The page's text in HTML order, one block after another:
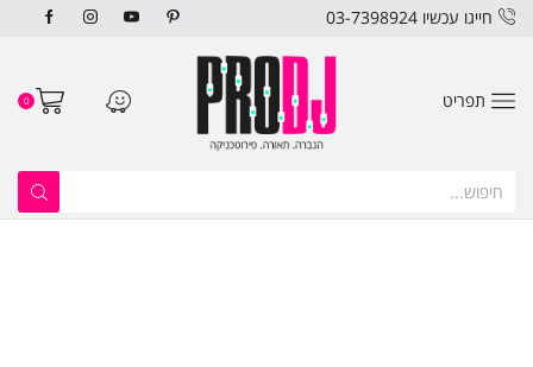
חייגו עכשיו 03-7398924
תפריט 0